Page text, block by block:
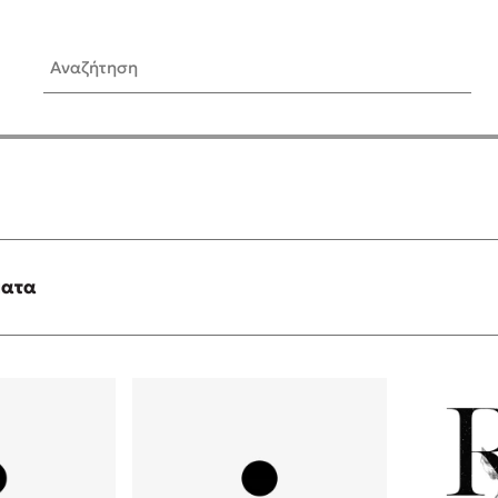
Αναζήτηση
είναι «το πρόβλημα»
Τι είναι η
Δανάη Δεληγεώργη
Συγχαρητήρια, Πέθανες!